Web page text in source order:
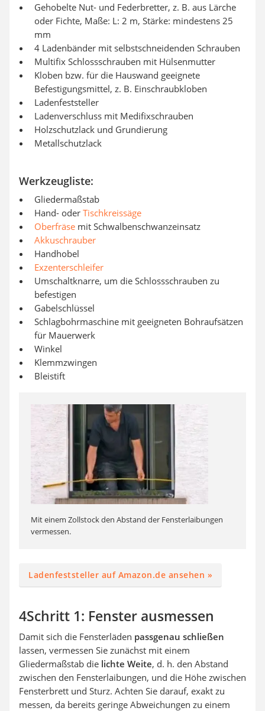
Gehobelte Nut- und Federbretter, z. B. aus Lärche
oder Fichte, Maße: L: 2 m, Stärke: mindestens 25
mm
4 Ladenbänder mit selbstschneidenden Schrauben
Multifix Schlossschrauben mit Hülsenmutter
Kloben bzw. für die Hauswand geeignete
Befestigungsmittel, z. B. Einschraubkloben
Ladenfeststeller
Ladenverschluss mit Medifixschrauben
Holzschutzlack und Grundierung
Metallschutzlack
Werkzeugliste:
Gliedermaßstab
Hand- oder Tischkreissäge
Oberfräse mit Schwalbenschwanzeinsatz
Akkuschrauber
Handhobel
Exzenterschleifer
Umschaltknarre, um die Schlossschrauben zu
befestigen
Gabelschlüssel
Schlagbohrmaschine mit geeigneten Bohraufsätzen
für Mauerwerk
Winkel
Klemmzwingen
Bleistift
Mit einem Zollstock den Abstand der Fensterlaibungen
vermessen.
Ladenfeststeller auf Amazon.de ansehen »
4Schritt 1: Fenster ausmessen
Damit sich die Fensterläden passgenau schließen
lassen, vermessen Sie zunächst mit einem
Gliedermaßstab die lichte Weite, d. h. den Abstand
zwischen den Fensterlaibungen, und die Höhe zwischen
Fensterbrett und Sturz. Achten Sie darauf, exakt zu
messen, da bereits geringe Abweichungen zu einem